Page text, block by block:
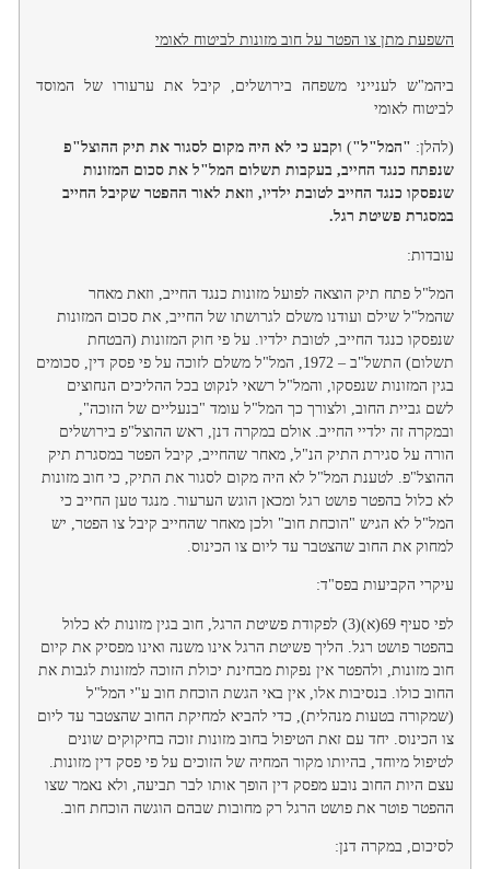
השפעת מתן צו הפטר על חוב מזונות לביטוח לאומי
ביהמ"ש לענייני משפחה בירושלים, קיבל את ערעורו של המוסד
לביטוח לאומי
(להלן: "המל"ל") וקבע כי לא היה מקום לסגור את תיק ההוצל"פ
שנפתח כנגד החייב, בעקבות תשלום המל"ל את סכום המזונות
שנפסקו כנגד החייב לטובת ילדיו, וזאת לאור ההפטר שקיבל החייב
במסגרת פשיטת רגל.
עובדות:
המל"ל פתח תיק הוצאה לפועל מזונות כנגד החייב, וזאת מאחר
שהמל"ל שילם ועודנו משלם לגרושתו של החייב, את סכום המזונות
שנפסקו כנגד החייב, לטובת ילדיו. על פי חוק המזונות (הבטחת
תשלום) התשל"ב – 1972, המל"ל משלם לזוכה על פי פסק דין, סכומים
בגין המזונות שנפסקו, והמל"ל רשאי לנקוט בכל ההליכים הנחוצים
לשם גביית החוב, ולצורך כך המל"ל עומד "בנעליים של הזוכה",
ובמקרה זה ילדיי החייב. אולם במקרה דנן, ראש ההוצל"פ בירושלים
הורה על סגירת התיק הנ"ל, מאחר שהחייב, קיבל הפטר במסגרת תיק
ההוצל"פ. לטענת המל"ל לא היה מקום לסגור את התיק, כי חוב מזונות
לא כלול בהפטר פושט רגל ומכאן הוגש הערעור. מנגד טען החייב כי
המל"ל לא הגיש "הוכחת חוב" ולכן מאחר שהחייב קיבל צו הפטר, יש
למחוק את החוב שהצטבר עד ליום צו הכינוס.
עיקרי הקביעות בפס"ד:
לפי סעיף 69(א)(3) לפקודת פשיטת הרגל, חוב בגין מזונות לא כלול
בהפטר פושט רגל. הליך פשיטת הרגל אינו משנה ואינו מפסיק את קיום
חוב מזונות, ולהפטר אין נפקות מבחינת יכולת הזוכה למזונות לגבות את
החוב כולו. בנסיבות אלו, אין באי הגשת הוכחת חוב ע"י המל"ל
(שמקורה בטעות מנהלית), כדי להביא למחיקת החוב שהצטבר עד ליום
צו הכינוס. יחד עם זאת הטיפול בחוב מזונות זוכה בחיקוקים שונים
לטיפול מיוחד, בהיותו מקור המחיה של הזוכים על פי פסק דין מזונות.
עצם היות החוב נובע מפסק דין הופך אותו לבר תביעה, ולא נאמר שצו
ההפטר פוטר את פושט הרגל רק מחובות שבהם הוגשה הוכחת חוב.
לסיכום, במקרה דנן: